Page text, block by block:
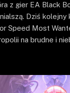
z gier EA Black
Dziś kolejny
Speed Most
na brudne i